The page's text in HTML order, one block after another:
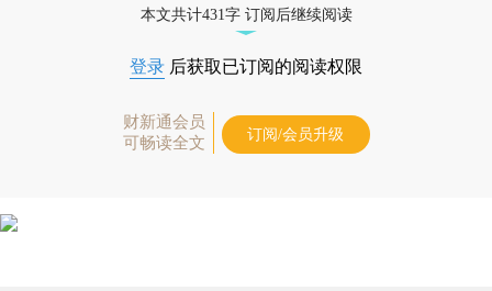
本文共计431字 订阅后继续阅读
登录 后获取已订阅的阅读权限
财新通会员
可畅读全文
订阅/会员升级